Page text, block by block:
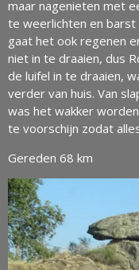
maar nagenieten met
te weerlichten en
gaat het ook regenen
niet in te draaien, dus
de luifel in te draaien,
verder van huis. Van
was het wakker
te voorschijn zodat
Gereden 68 km